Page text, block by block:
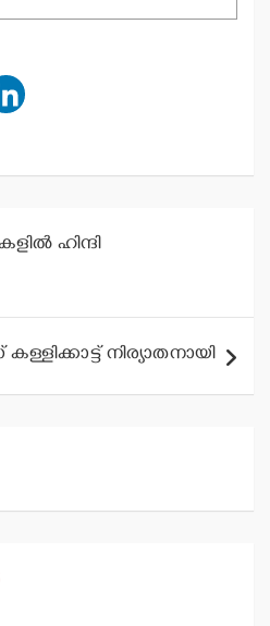
ഹിന്ദി
നിര്യാതനായി